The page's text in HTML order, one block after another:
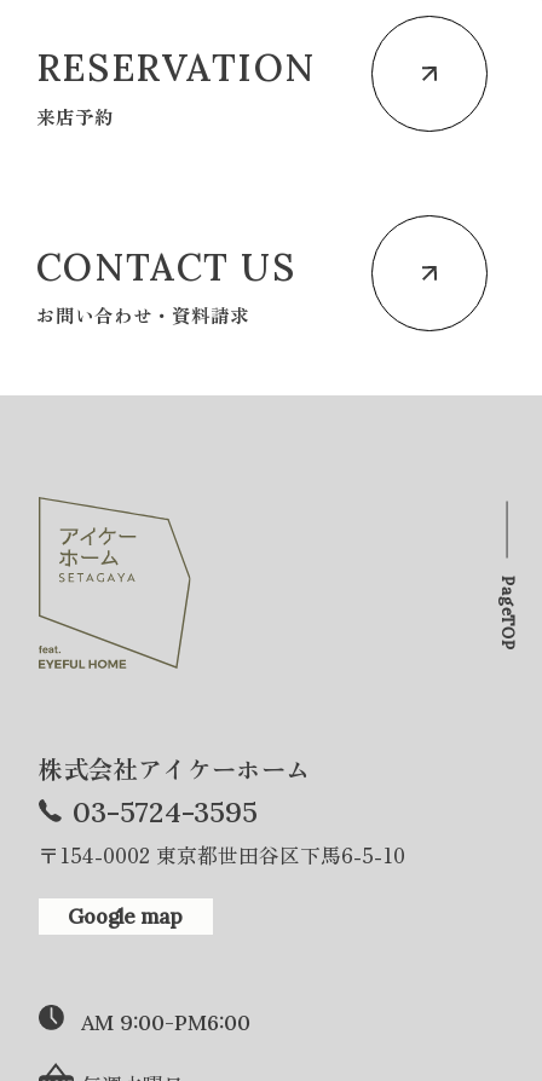
RESERVATION
来店予約
CONTACT US
お問い合わせ・資料請求
株式会社アイケーホーム
03-5724-3595
〒154-0002 東京都世田谷区下馬6-5-10
Google map
AM 9:00-PM6:00
PageTOP